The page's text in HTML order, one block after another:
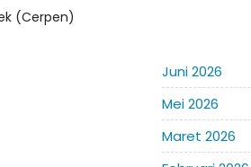
(Cerpen)
Juni 2026
Mei 2026
Maret 2026